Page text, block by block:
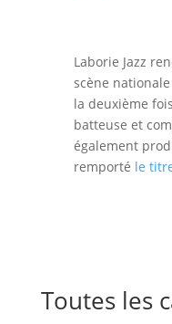
Laborie Jazz
scène
la deuxième
batteuse et
également
remporté le
Toutes les